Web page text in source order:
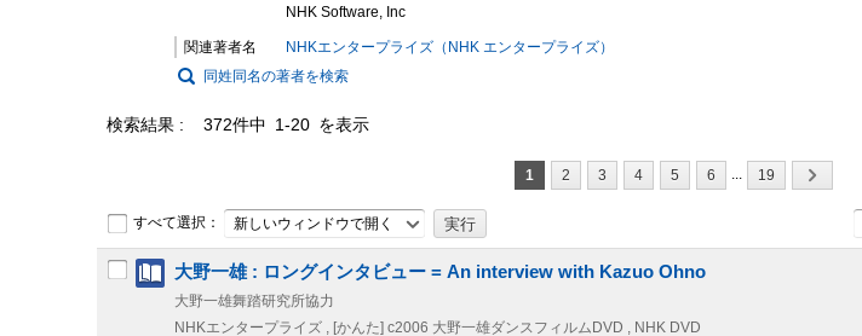
NHK Software, Inc
関連著者名
NHKエンタープライズ（NHK エンタープライズ）
同姓同名の著者を検索
検索結果 372件中 1-20 を表示
1 2 3 4 5 6 ... 19
すべて選択： 新しいウィンドウで開く
大野一雄 : ロングインタビュー = An interview with Kazuo Ohno
大野一雄舞踏研究所協力
NHKエンタープライズ , [かんた] c2006 大野一雄ダンスフィルムDVD , NHK DVD